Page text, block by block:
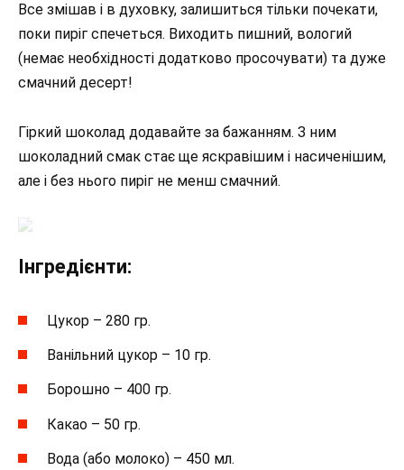
Все змішав і в духовку, залишиться тільки почекати,
поки пиріг спечеться. Виходить пишний, вологий
(немає необхідності додатково просочувати) та дуже
смачний десерт!
Гіркий шоколад додавайте за бажанням. З ним
шоколадний смак стає ще яскравішим і насиченішим,
але і без нього пиріг не менш смачний.
Інгредієнти:
Цукор – 280 гр.
Ванільний цукор – 10 гр.
Борошно – 400 гр.
Какао – 50 гр.
Вода (або молоко) – 450 мл.